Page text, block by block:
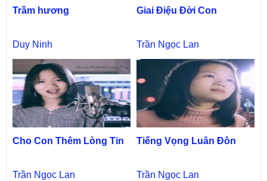
Trầm hương
Duy Ninh
Giai Điệu Đời Con
Trần Ngọc Lan
Cho Con Thêm Lòng Tin
Trần Ngọc Lan
Tiếng Vọng Luân Đôn
Trần Ngọc Lan